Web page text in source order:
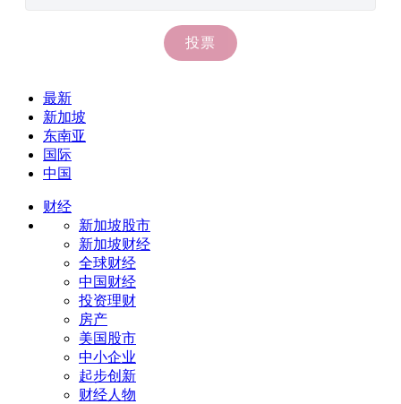
最新
新加坡
东南亚
国际
中国
财经
新加坡股市
新加坡财经
全球财经
中国财经
投资理财
房产
美国股市
中小企业
起步创新
财经人物